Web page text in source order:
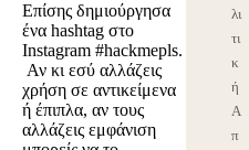
Επίσης δημιούργησα
ένα hashtag στο
Instagram #hackmepls.
Αν κι εσύ αλλάζεις
χρήση σε αντικείμενα
ή έπιπλα, αν τους
αλλάζεις εμφάνιση
λι
τι
κ
ή
Α
π